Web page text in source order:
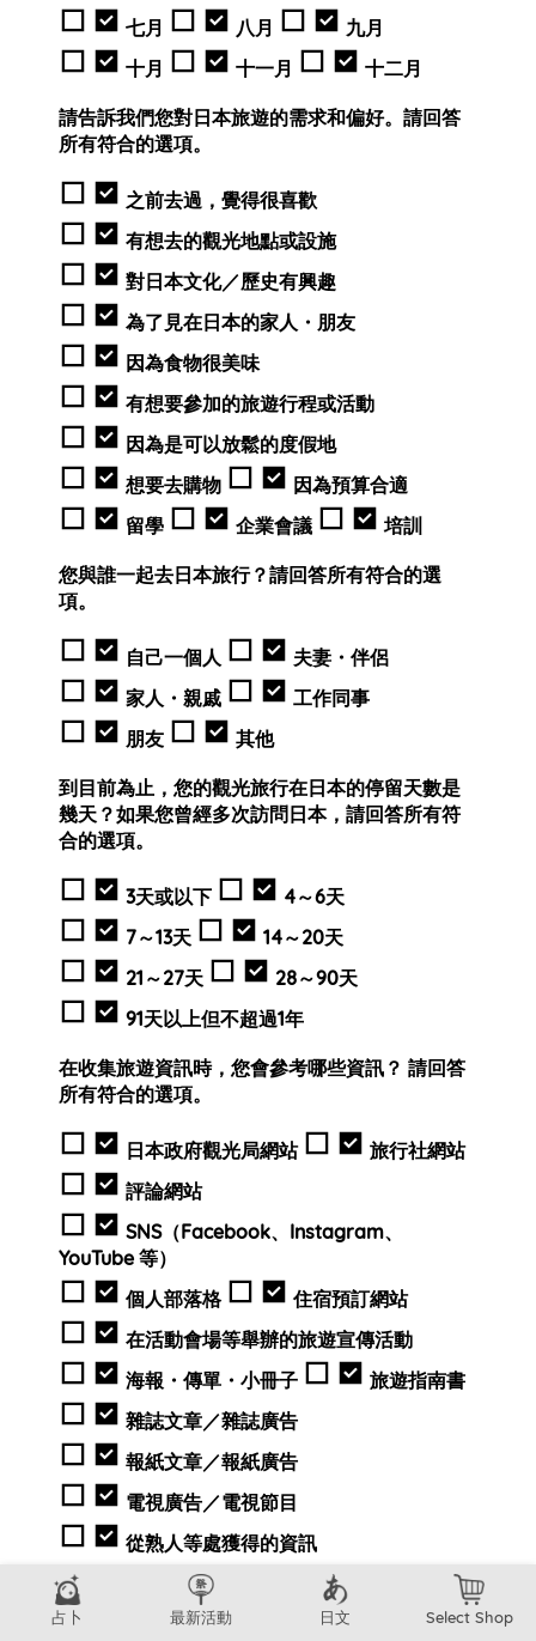
七月
八月
九月
十月
十一月 十二月
請告訴我們您對日本旅遊的需求和偏好。請回答
所有符合的選項。
之前去過，覺得很喜歡
有想去的觀光地點或設施
對日本文化／歷史有興趣
為了見在日本的家人・朋友
因為食物很美味
有想要參加的旅遊行程或活動
因為是可以放鬆的度假地
想要去購物
因為預算合適
留學
企業會議 培訓
您與誰一起去日本旅行？請回答所有符合的選
項。
自己一個人
夫妻・伴侶
家人・親戚
工作同事
朋友
其他
到目前為止，您的觀光旅行在日本的停留天數是
幾天？如果您曾經多次訪問日本，請回答所有符
合的選項。
3天或以下
4～6天
7～13天
14～20天
21～27天
28～90天
91天以上但不超過1年
在收集旅遊資訊時，您會參考哪些資訊？ 請回答
所有符合的選項。
日本政府觀光局網站
旅行社網站
評論網站
SNS（Facebook、Instagram、
YouTube 等）
個人部落格
住宿預訂網站
在活動會場等舉辦的旅遊宣傳活動
海報・傳單・小冊子
旅遊指南書
雜誌文章／雜誌廣告
報紙文章／報紙廣告
電視廣告／電視節目
從熟人等處獲得的資訊
下一次的日本之旅您想要去哪些地區呢？（可複
選）
占卜 最新活動 日文 Select Shop